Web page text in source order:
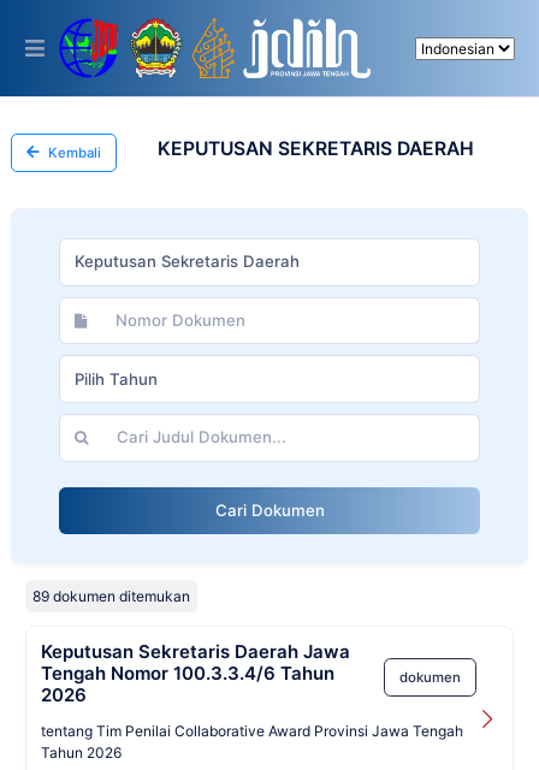
This
includes
accessibility
system.
Kembali KEPUTUSAN SEKRETARIS DAERAH
Keputusan Sekretaris Daerah
Pilih Tahun
Cari Dokumen
89 dokumen ditemukan
Keputusan Sekretaris Daerah Jawa
Tengah Nomor 100.3.3.4/6 Tahun
2026
dokumen
tentang Tim Penilai Collaborative Award Provinsi Jawa Tengah
Tahun 2026